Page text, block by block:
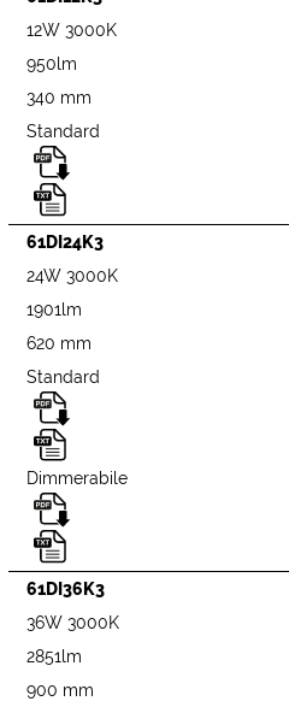
12W 3000K
950lm
340 mm
Standard
61DI24K3
24W 3000K
1901lm
620 mm
Standard
Dimmerabile
61DI36K3
36W 3000K
2851lm
900 mm